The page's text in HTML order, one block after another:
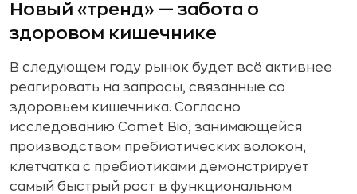
Новый «тренд» — забота о
здоровом кишечнике
В следующем году рынок будет всё активнее
реагировать на запросы, связанные со
здоровьем кишечника. Согласно
исследованию Comet Bio, занимающейся
производством пребиотических волокон,
клетчатка с пребиотиками демонстрирует
самый быстрый рост в функциональном